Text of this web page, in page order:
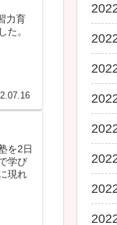
力育
た。
を2日
学び
現れ